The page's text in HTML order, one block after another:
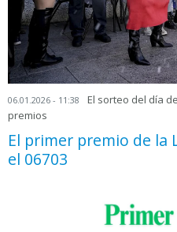
06.01.2026 - 11:38
El sorteo del día
premios
El primer premio de la
el 06703